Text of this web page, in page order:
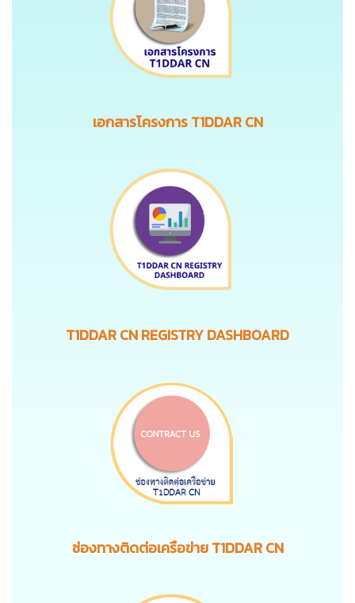
เอกสารโครงการ T1DDAR CN
T1DDAR CN REGISTRY DASHBOARD
ช่องทางติดต่อเครือข่าย T1DDAR CN